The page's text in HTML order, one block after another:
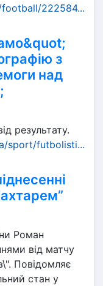
222584...
з
над
результату.
sport/futbolisti...
Роман
від матчу
Повідомляє
стан у